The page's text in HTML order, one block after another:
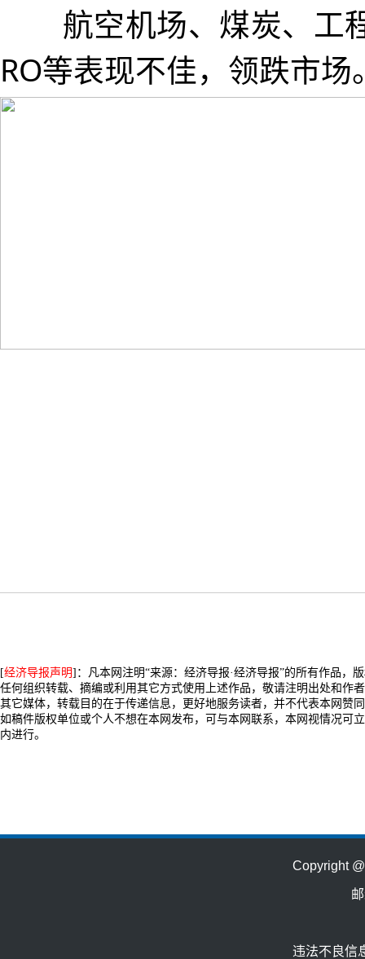
航空机场、煤炭、工
RO等表现不佳，领跌市场
[经济导报声明]：凡本网注明“来源：经济导报·经济导报”的所有作品，
任何组织转载、摘编或利用其它方式使用上述作品，敬请注明出处和作
其它媒体，转载目的在于传递信息，更好地服务读者，并不代表本网赞
如稿件版权单位或个人不想在本网发布，可与本网联系，本网视情况可
内进行。
Copyright
违法不良信